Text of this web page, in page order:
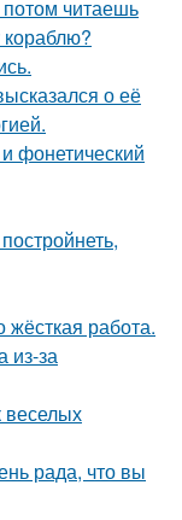
читаешь
кораблю?
о её
фонетический
жёсткая работа.
из-за
веселых
рада, что вы